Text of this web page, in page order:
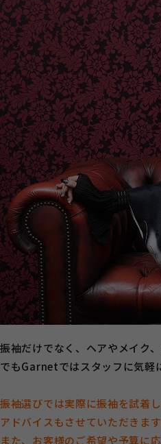
振袖だけでなく、ヘアやメイク
でもGarnetではスタッフに気軽
振袖選びでは実際に振袖を試着
アドバイスもさせていただきま
また、お客様のご希望や予算に